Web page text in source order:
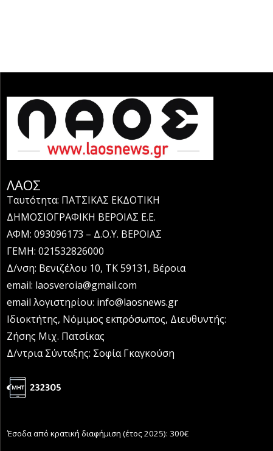
ΛΑΟΣ
Ταυτότητα: ΠΑΤΣΙΚΑΣ ΕΚΔΟΤΙΚΗ
ΔΗΜΟΣΙΟΓΡΑΦΙΚΗ ΒΕΡΟΙΑΣ Ε.Ε.
ΑΦΜ: 093096173 – Δ.Ο.Υ. ΒΕΡΟΙΑΣ
ΓΕΜΗ: 021532826000
Δ/νση: Βενιζέλου 10, ΤΚ 59131, Βέροια
email: laosveroia@gmail.com
email λογιστηρίου: info@laosnews.gr
Ιδιοκτήτης, Νόμιμος εκπρόσωπος, Διευθυντής:
Ζήσης Μιχ. Πατσίκας
Δ/ντρια Σύνταξης: Σοφία Γκαγκούση
Έσοδα από κρατική διαφήμιση (έτος 2025): 300€